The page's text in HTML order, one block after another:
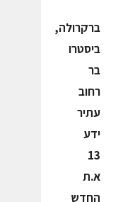
ברקרולה,
ביסטרו
בר
רחוב
עתיר
ידע
13
א.ת
החדש